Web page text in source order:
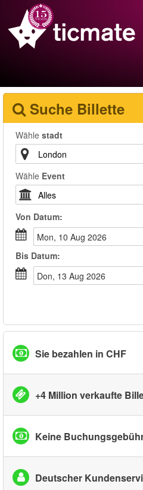
Suche Billette
Wähle stadt
Wähle Event
Von Datum:
Mon, 10 Aug 2026
Bis Datum:
Don, 13 Aug 2026
Sie bezahlen in CHF
+4 Million verkaufte
Keine
Deutscher